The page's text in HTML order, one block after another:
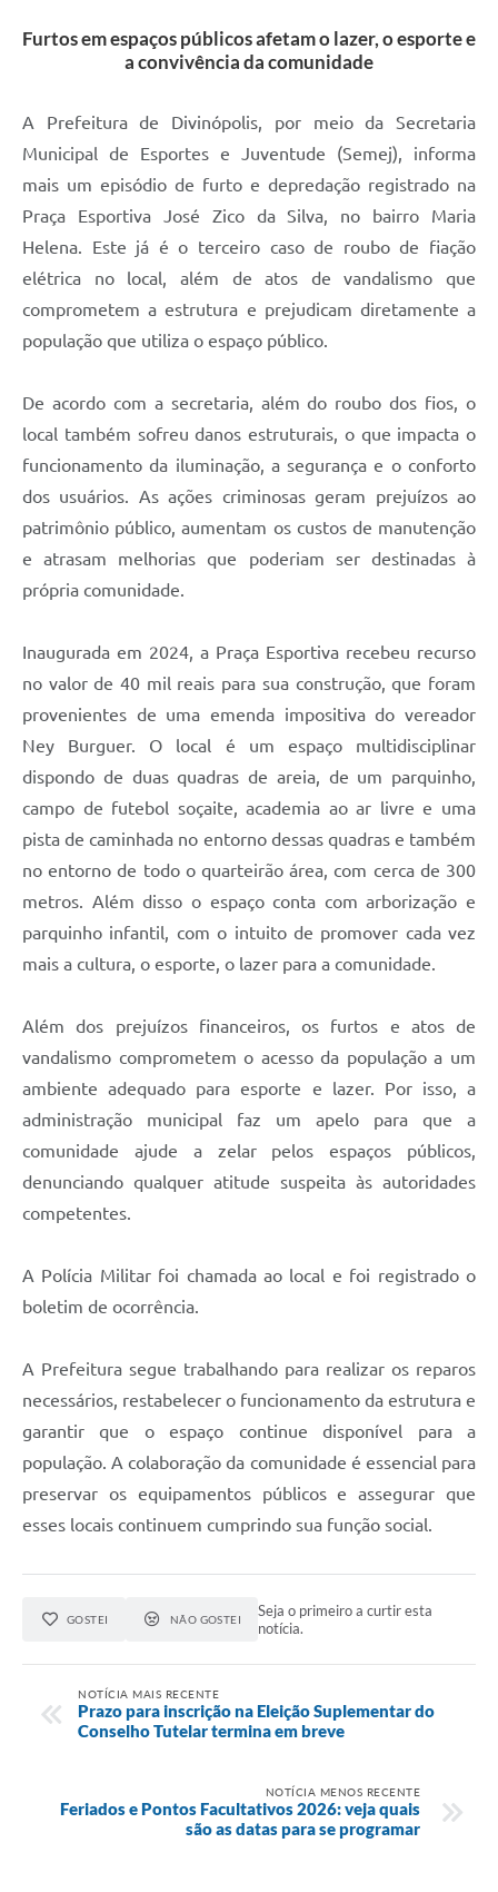
Furtos em espaços públicos afetam o lazer, o esporte e
a convivência da comunidade
A Prefeitura de Divinópolis, por meio da Secretaria
Municipal de Esportes e Juventude (Semej), informa
mais um episódio de furto e depredação registrado na
Praça Esportiva José Zico da Silva, no bairro Maria
Helena. Este já é o terceiro caso de roubo de fiação
elétrica no local, além de atos de vandalismo que
comprometem a estrutura e prejudicam diretamente a
população que utiliza o espaço público.
De acordo com a secretaria, além do roubo dos fios, o
local também sofreu danos estruturais, o que impacta o
funcionamento da iluminação, a segurança e o conforto
dos usuários. As ações criminosas geram prejuízos ao
patrimônio público, aumentam os custos de manutenção
e atrasam melhorias que poderiam ser destinadas à
própria comunidade.
Inaugurada em 2024, a Praça Esportiva recebeu recurso
no valor de 40 mil reais para sua construção, que foram
provenientes de uma emenda impositiva do vereador
Ney Burguer. O local é um espaço multidisciplinar
dispondo de duas quadras de areia, de um parquinho,
campo de futebol soçaite, academia ao ar livre e uma
pista de caminhada no entorno dessas quadras e também
no entorno de todo o quarteirão área, com cerca de 300
metros. Além disso o espaço conta com arborização e
parquinho infantil, com o intuito de promover cada vez
mais a cultura, o esporte, o lazer para a comunidade.
Além dos prejuízos financeiros, os furtos e atos de
vandalismo comprometem o acesso da população a um
ambiente adequado para esporte e lazer. Por isso, a
administração municipal faz um apelo para que a
comunidade ajude a zelar pelos espaços públicos,
denunciando qualquer atitude suspeita às autoridades
competentes.
A Polícia Militar foi chamada ao local e foi registrado o
boletim de ocorrência.
A Prefeitura segue trabalhando para realizar os reparos
necessários, restabelecer o funcionamento da estrutura e
garantir que o espaço continue disponível para a
população. A colaboração da comunidade é essencial para
preservar os equipamentos públicos e assegurar que
esses locais continuem cumprindo sua função social.
GOSTEI NÃO GOSTEI
Seja o primeiro a curtir esta
notícia.
NOTÍCIA MAIS RECENTE
Prazo para inscrição na Eleição Suplementar do
Conselho Tutelar termina em breve
NOTÍCIA MENOS RECENTE
Feriados e Pontos Facultativos 2026: veja quais
são as datas para se programar